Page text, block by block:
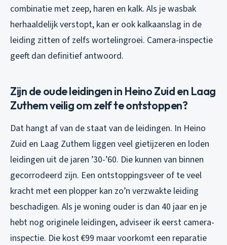
combinatie met zeep, haren en kalk. Als je wasbak
herhaaldelijk verstopt, kan er ook kalkaanslag in de
leiding zitten of zelfs wortelingroei. Camera-inspectie
geeft dan definitief antwoord.
Zijn de oude leidingen in Heino Zuid en Laag
Zuthem veilig om zelf te ontstoppen?
Dat hangt af van de staat van de leidingen. In Heino
Zuid en Laag Zuthem liggen veel gietijzeren en loden
leidingen uit de jaren ’30-’60. Die kunnen van binnen
gecorrodeerd zijn. Een ontstoppingsveer of te veel
kracht met een plopper kan zo’n verzwakte leiding
beschadigen. Als je woning ouder is dan 40 jaar en je
hebt nog originele leidingen, adviseer ik eerst camera-
inspectie. Die kost €99 maar voorkomt een reparatie